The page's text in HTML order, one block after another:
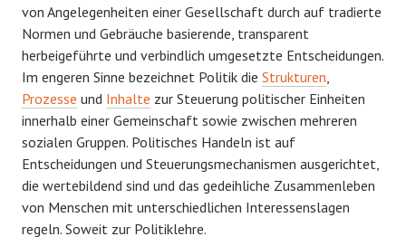
von Angelegenheiten einer Gesellschaft durch auf tradierte
Normen und Gebräuche basierende, transparent
herbeigeführte und verbindlich umgesetzte Entscheidungen.
Im engeren Sinne bezeichnet Politik die Strukturen
Prozesse und Inhalte zur Steuerung politischer Einheiten
innerhalb einer Gemeinschaft sowie zwischen mehreren
sozialen Gruppen. Politisches Handeln ist auf
Entscheidungen und Steuerungsmechanismen ausgerichtet,
die wertebildend sind und das gedeihliche Zusammenleben
von Menschen mit unterschiedlichen Interessenslagen
regeln. Soweit zur Politiklehre.